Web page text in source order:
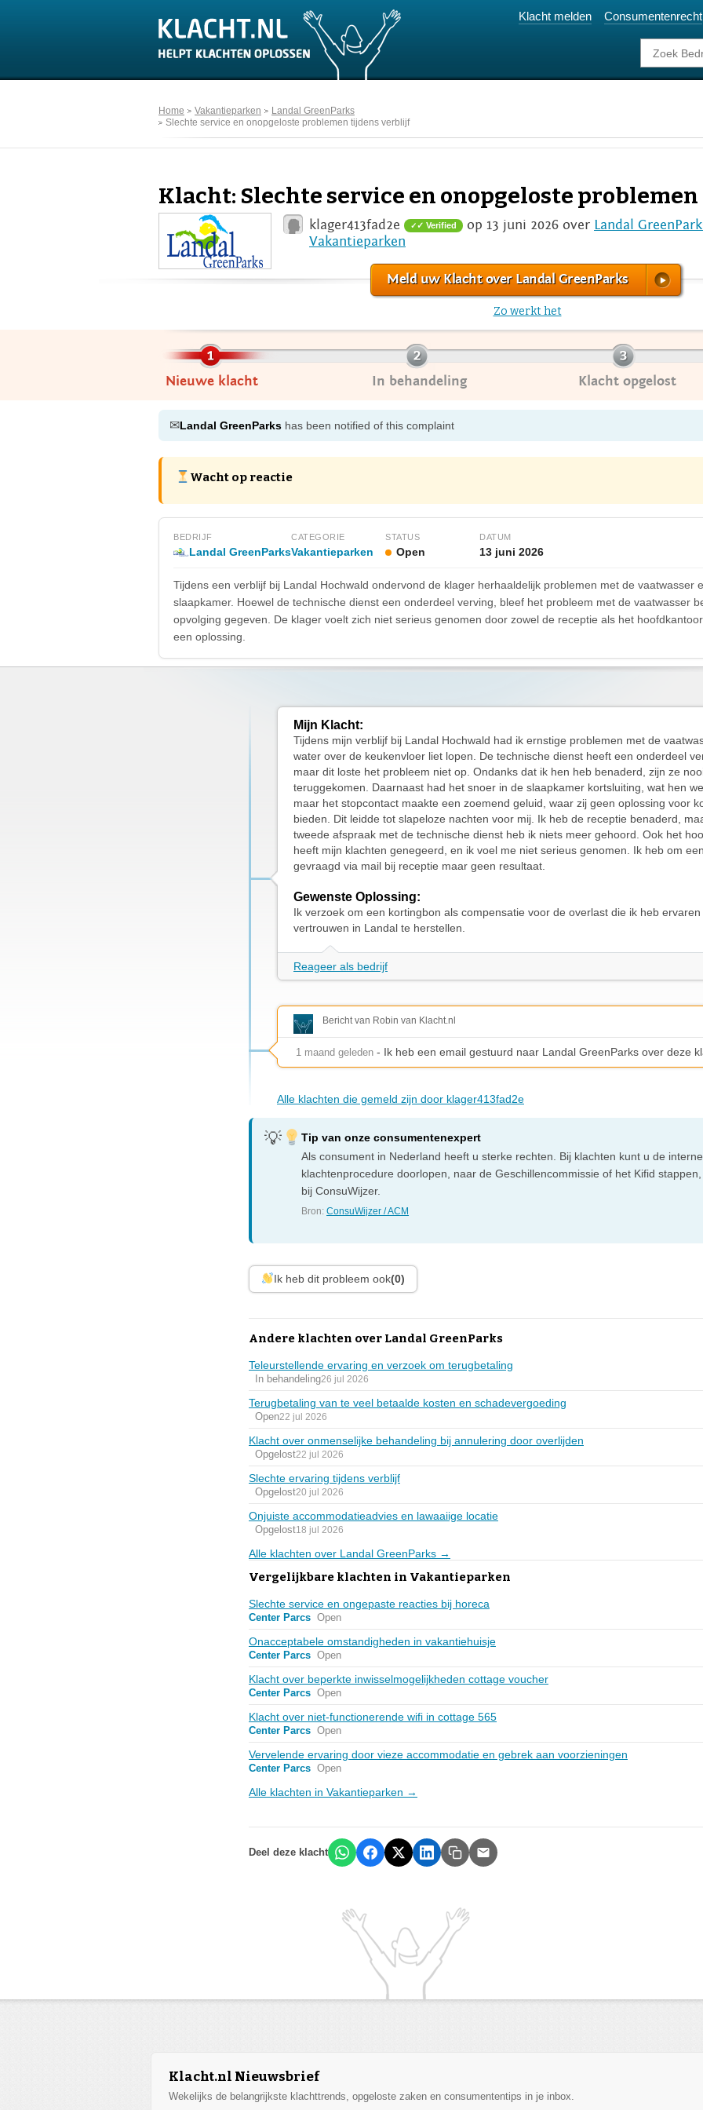
Klacht melden Consumentenrecht
Home Vakantieparken
Landal GreenParks
Slechte service en onopgeloste problemen tijdens verblijf
Klacht: Slechte service en onopgeloste
klager413fad2e ✓ Verified op 13 juni 2026 over Landal
Vakantieparken
Meld uw Klacht over Landal GreenParks
Zo werkt het
Nieuwe klacht In behandeling Klacht opgelost
✉Landal GreenParks has been notified of this complaint
Wacht op reactie
BEDRIJF
Landal GreenParks
CATEGORIE
Vakantieparken
STATUS
Open
DATUM
13 juni 2026
Tijdens een verblijf bij Landal Hochwald ondervond de klager herhaaldelijk problemen met de vaatwasser
slaapkamer. Hoewel de technische dienst een onderdeel verving, bleef het probleem met de vaatwasser
opvolging gegeven. De klager voelt zich niet serieus genomen door zowel de receptie als het
een oplossing.
Mijn Klacht:
Tijdens mijn verblijf bij Landal Hochwald had ik ernstige problemen met de
water over de keukenvloer liet lopen. De technische dienst heeft een onderdeel
maar dit loste het probleem niet op. Ondanks dat ik hen heb benaderd, zijn ze
teruggekomen. Daarnaast had het snoer in de slaapkamer kortsluiting, wat hen
maar het stopcontact maakte een zoemend geluid, waar zij geen oplossing voor
bieden. Dit leidde tot slapeloze nachten voor mij. Ik heb de receptie benaderd,
tweede afspraak met de technische dienst heb ik niets meer gehoord. Ook het
heeft mijn klachten genegeerd, en ik voel me niet serieus genomen. Ik heb om
gevraagd via mail bij receptie maar geen resultaat.
Gewenste Oplossing:
Ik verzoek om een kortingbon als compensatie voor de overlast die ik heb
vertrouwen in Landal te herstellen.
Reageer als bedrijf
Bericht van Robin van Klacht.nl
1 maand geleden - Ik heb een email gestuurd naar Landal GreenParks over deze
Alle klachten die gemeld zijn door klager413fad2e
Tip van onze consumentenexpert
Als consument in Nederland heeft u sterke rechten. Bij klachten kunt u de interne
klachtenprocedure doorlopen, naar de Geschillencommissie of het Kifid
bij ConsuWijzer.
Bron:ConsuWijzer / ACM
Ik heb dit probleem ook(0)
Andere klachten over Landal GreenParks
Teleurstellende ervaring en verzoek om terugbetaling
In behandeling26 jul 2026
Terugbetaling van te veel betaalde kosten en schadevergoeding
Open22 jul 2026
Klacht over onmenselijke behandeling bij annulering door overlijden
Opgelost22 jul 2026
Slechte ervaring tijdens verblijf
Opgelost20 jul 2026
Onjuiste accommodatieadvies en lawaaiige locatie
Opgelost18 jul 2026
Alle klachten over Landal GreenParks →
Vergelijkbare klachten in Vakantieparken
Slechte service en ongepaste reacties bij horeca
Center Parcs Open
Onacceptabele omstandigheden in vakantiehuisje
Center Parcs Open
Klacht over beperkte inwisselmogelijkheden cottage voucher
Center Parcs Open
Klacht over niet-functionerende wifi in cottage 565
Center Parcs Open
Vervelende ervaring door vieze accommodatie en gebrek aan voorzieningen
Center Parcs Open
Alle klachten in Vakantieparken →
Deel deze klacht
Klacht.nl Nieuwsbrief
Wekelijks de belangrijkste klachttrends, opgeloste zaken en consumententips in je inbox.